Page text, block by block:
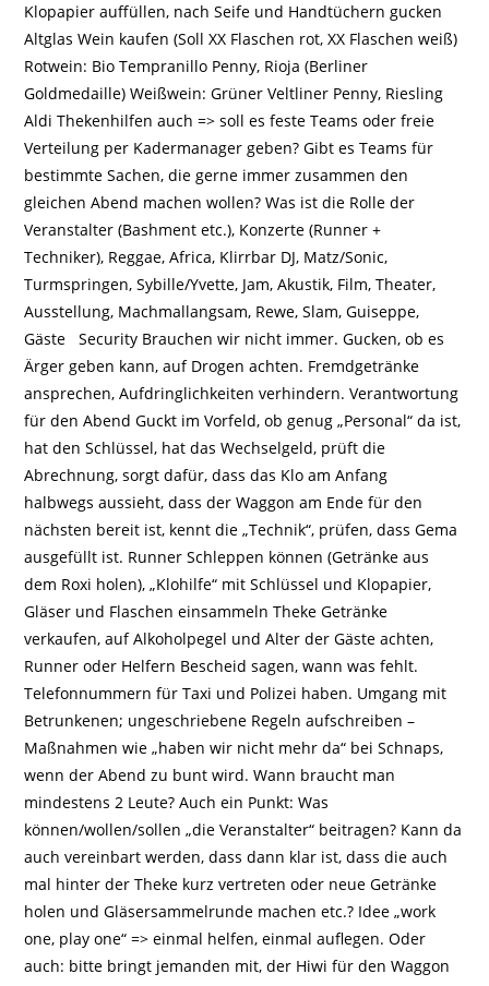
Klopapier auffüllen, nach Seife und Handtüchern gucken
Altglas Wein kaufen (Soll XX Flaschen rot, XX Flaschen weiß)
Rotwein: Bio Tempranillo Penny, Rioja (Berliner
Goldmedaille) Weißwein: Grüner Veltliner Penny, Riesling
Aldi Thekenhilfen auch => soll es feste Teams oder freie
Verteilung per Kadermanager geben? Gibt es Teams für
bestimmte Sachen, die gerne immer zusammen den
gleichen Abend machen wollen? Was ist die Rolle der
Veranstalter (Bashment etc.), Konzerte (Runner +
Techniker), Reggae, Africa, Klirrbar DJ, Matz/Sonic,
Turmspringen, Sybille/Yvette, Jam, Akustik, Film, Theater,
Ausstellung, Machmallangsam, Rewe, Slam, Guiseppe,
Gäste Security Brauchen wir nicht immer. Gucken, ob es
Ärger geben kann, auf Drogen achten. Fremdgetränke
ansprechen, Aufdringlichkeiten verhindern. Verantwortung
für den Abend Guckt im Vorfeld, ob genug „Personal“ da ist,
hat den Schlüssel, hat das Wechselgeld, prüft die
Abrechnung, sorgt dafür, dass das Klo am Anfang
halbwegs aussieht, dass der Waggon am Ende für den
nächsten bereit ist, kennt die „Technik“, prüfen, dass Gema
ausgefüllt ist. Runner Schleppen können (Getränke aus
dem Roxi holen), „Klohilfe“ mit Schlüssel und Klopapier,
Gläser und Flaschen einsammeln Theke Getränke
verkaufen, auf Alkoholpegel und Alter der Gäste achten,
Runner oder Helfern Bescheid sagen, wann was fehlt.
Telefonnummern für Taxi und Polizei haben. Umgang mit
Betrunkenen; ungeschriebene Regeln aufschreiben –
Maßnahmen wie „haben wir nicht mehr da“ bei Schnaps,
wenn der Abend zu bunt wird. Wann braucht man
mindestens 2 Leute? Auch ein Punkt: Was
können/wollen/sollen „die Veranstalter“ beitragen? Kann da
auch vereinbart werden, dass dann klar ist, dass die auch
mal hinter der Theke kurz vertreten oder neue Getränke
holen und Gläsersammelrunde machen etc.? Idee „work
one, play one“ => einmal helfen, einmal auflegen. Oder
auch: bitte bringt jemanden mit, der Hiwi für den Waggon